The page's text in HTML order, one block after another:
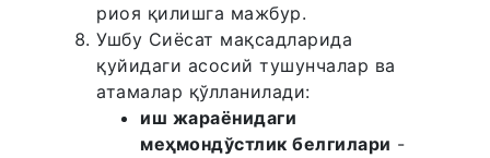
риоя қилишга мажбур.
Ушбу Сиёсат мақсадларида
қуйидаги асосий тушунчалар ва
атамалар қўлланилади:
иш жараёнидаги
меҳмондўстлик белгилари -